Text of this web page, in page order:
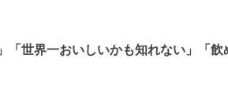
世界一おいしいかも知れない」「飲